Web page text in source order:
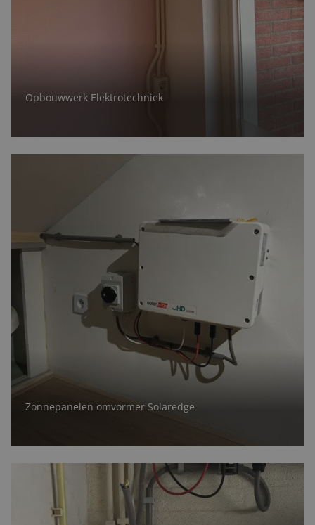
Opbouwwerk Elektrotechniek
Zonnepanelen omvormer Solaredge